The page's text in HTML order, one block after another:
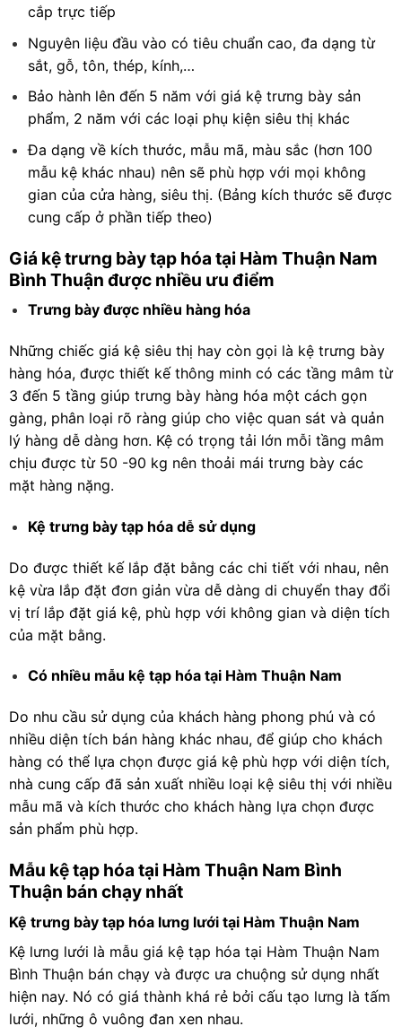
cắp trực tiếp
Nguyên liệu đầu vào có tiêu chuẩn cao, đa dạng từ
sắt, gỗ, tôn, thép, kính,…
Bảo hành lên đến 5 năm với giá kệ trưng bày sản
phẩm, 2 năm với các loại phụ kiện siêu thị khác
Đa dạng về kích thước, mẫu mã, màu sắc (hơn 100
mẫu kệ khác nhau) nên sẽ phù hợp với mọi không
gian của cửa hàng, siêu thị. (Bảng kích thước sẽ được
cung cấp ở phần tiếp theo)
Giá kệ trưng bày tạp hóa tại Hàm Thuận Nam
Bình Thuận được nhiều ưu điểm
Trưng bày được nhiều hàng hóa
Những chiếc giá kệ siêu thị hay còn gọi là kệ trưng bày
hàng hóa, được thiết kế thông minh có các tầng mâm từ
3 đến 5 tầng giúp trưng bày hàng hóa một cách gọn
gàng, phân loại rõ ràng giúp cho việc quan sát và quản
lý hàng dễ dàng hơn. Kệ có trọng tải lớn mỗi tầng mâm
chịu được từ 50 -90 kg nên thoải mái trưng bày các
mặt hàng nặng.
Kệ trưng bày tạp hóa dễ sử dụng
Do được thiết kế lắp đặt bằng các chi tiết với nhau, nên
kệ vừa lắp đặt đơn giản vừa dễ dàng di chuyển thay đổi
vị trí lắp đặt giá kệ, phù hợp với không gian và diện tích
của mặt bằng.
Có nhiều mẫu kệ tạp hóa tại Hàm Thuận Nam
Do nhu cầu sử dụng của khách hàng phong phú và có
nhiều diện tích bán hàng khác nhau, để giúp cho khách
hàng có thể lựa chọn được giá kệ phù hợp với diện tích,
nhà cung cấp đã sản xuất nhiều loại kệ siêu thị với nhiều
mẫu mã và kích thước cho khách hàng lựa chọn được
sản phẩm phù hợp.
Mẫu kệ tạp hóa tại Hàm Thuận Nam Bình
Thuận bán chạy nhất
Kệ trưng bày tạp hóa lưng lưới tại Hàm Thuận Nam
Kệ lưng lưới là mẫu giá kệ tạp hóa tại Hàm Thuận Nam
Bình Thuận bán chạy và được ưa chuộng sử dụng nhất
hiện nay. Nó có giá thành khá rẻ bởi cấu tạo lưng là tấm
lưới, những ô vuông đan xen nhau.